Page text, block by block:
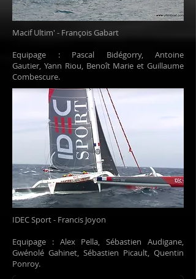
Macif Ultim' - François Gabart
Equipage : Pascal Bidégorry, Antoine
Gautier, Yann Riou, Benoît Marie et Guillaume
Combescure.
IDEC Sport - Francis Joyon
Equipage : Alex Pella, Sébastien Audigane,
Gwénolé Gahinet, Sébastien Picault, Quentin
Ponroy.